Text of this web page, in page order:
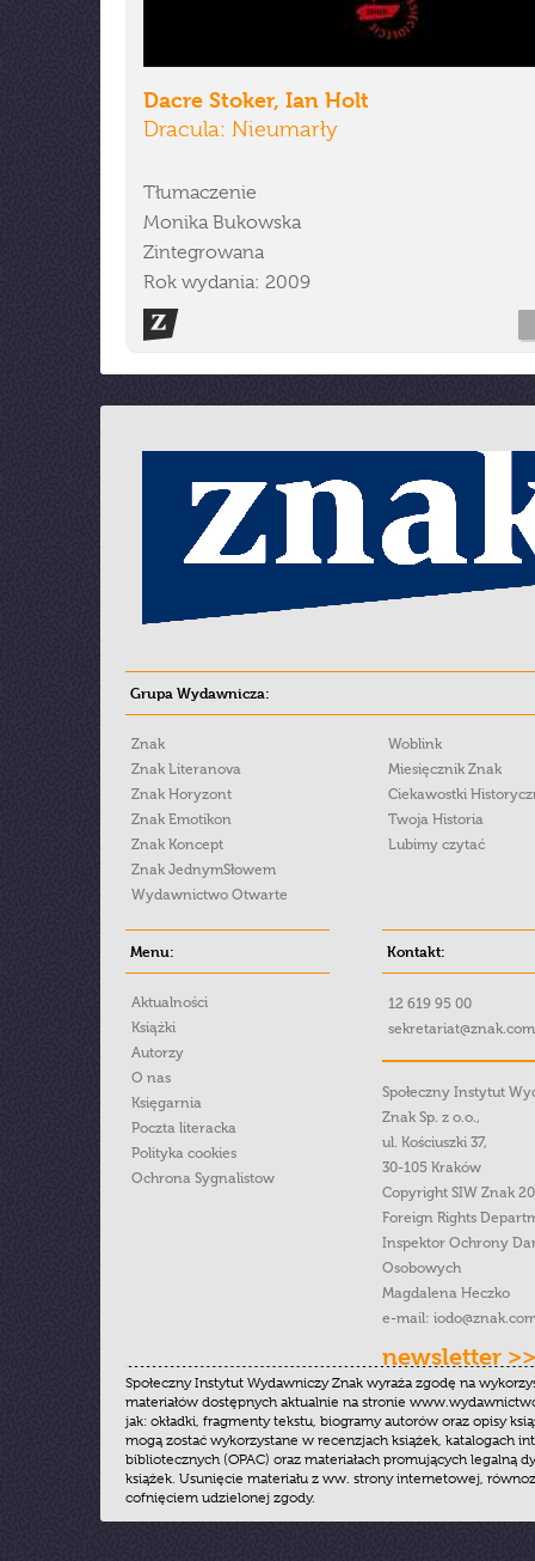
Dacre Stoker, Ian Holt
Dracula: Nieumarły
Tłumaczenie
Monika Bukowska
Zintegrowana
Rok wydania: 2009
Grupa Wydawnicza:
Znak
Znak Literanova
Znak Horyzont
Znak Emotikon
Znak Koncept
Znak JednymSłowem
Wydawnictwo Otwarte
Woblink
Miesięcznik Znak
Ciekawostki
Twoja Historia
Lubimy czytać
Menu:
Aktualności
Książki
Autorzy
O nas
Księgarnia
Poczta literacka
Polityka cookies
Ochrona Sygnalistow
Kontakt:
12 619 95 00
Społeczny Instytut
Znak Sp. z o.o.,
ul. Kościuszki 37,
30-105 Kraków
Copyright SIW Znak
Foreign Rights
Inspektor Ochrony
Osobowych
Magdalena Heczko
e-mail:
newsletter >>
Społeczny Instytut Wydawniczy Znak wyraża zgodę na
materiałów dostępnych aktualnie na stronie
jak: okładki, fragmenty tekstu, biogramy autorów oraz opisy
mogą zostać wykorzystane w recenzjach książek, katalogach
bibliotecznych (OPAC) oraz materiałach promujących legalną
książek. Usunięcie materiału z ww. strony internetowej,
cofnięciem udzielonej zgody.